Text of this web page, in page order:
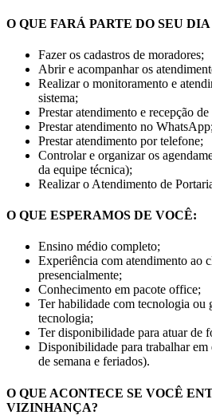
O QUE FARÁ PARTE DO SEU
Fazer os cadastros de moradores;
Abrir e acompanhar os
Realizar o monitoramento e
sistema;
Prestar atendimento e recepção
Prestar atendimento no WhatsApp;
Prestar atendimento por telefone;
Controlar e organizar os
da equipe técnica);
Realizar o Atendimento de
O QUE ESPERAMOS DE VOCÊ:
Ensino médio completo;
Experiência com atendimento ao
presencialmente;
Conhecimento em pacote office;
Ter habilidade com tecnologia ou
tecnologia;
Ter disponibilidade para atuar de
Disponibilidade para trabalhar
de semana e feriados).
O QUE ACONTECE SE VOCÊ
VIZINHANÇA?